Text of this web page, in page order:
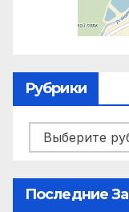
Рубрики
Рубрики
Последние